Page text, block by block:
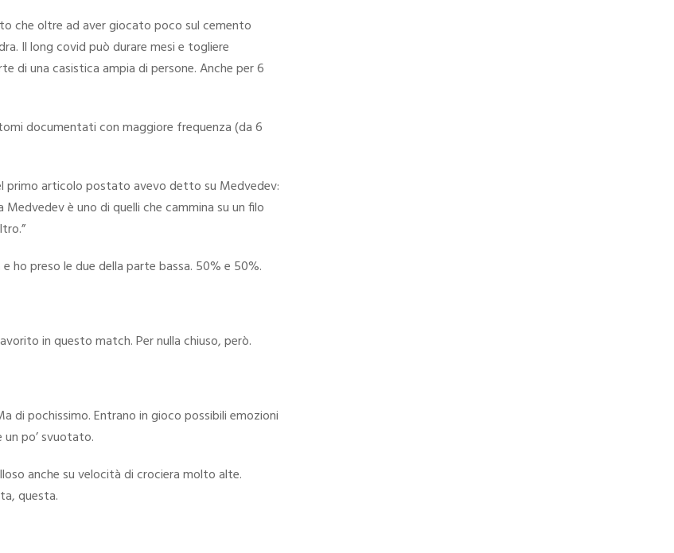
che oltre ad aver giocato poco sul cemento
Il long covid può durare mesi e togliere
di una casistica ampia di persone. Anche per 6
documentati con maggiore frequenza (da 6
primo articolo postato avevo detto su Medvedev:
Medvedev è uno di quelli che cammina su un filo
ho preso le due della parte bassa. 50% e 50%.
in questo match. Per nulla chiuso, però.
di pochissimo. Entrano in gioco possibili emozioni
po’ svuotato.
anche su velocità di crociera molto alte.
questa.